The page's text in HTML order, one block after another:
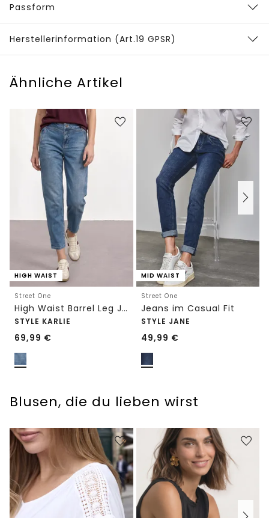
Passform
Herstellerinformation (Art.19 GPSR)
Ähnliche Artikel
HIGH WAIST
Street One
High Waist Barrel Leg Jeans im Loose Fit
STYLE KARLIE
69,99 €
MID WAIST
Street One
Jeans im Casual Fit
STYLE JANE
49,99 €
Blusen, die du lieben wirst